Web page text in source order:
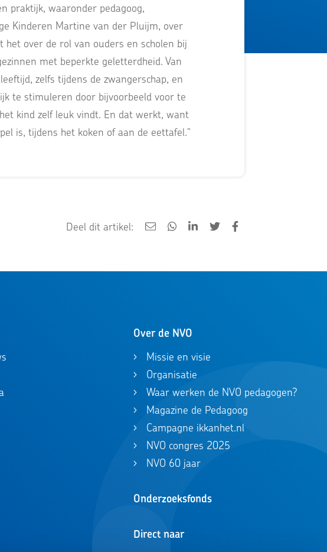
praktijk, waaronder pedagoog,
Kinderen Martine van der Pluijm, over
over de rol van ouders en scholen bij
met beperkte geletterdheid. Van
zelfs tijdens de zwangerschap, en
te stimuleren door bijvoorbeeld voor te
kind zelf leuk vindt. En dat werkt, want
is, tijdens het koken of aan de eettafel.”
Deel dit artikel:
Over de NVO
Missie en visie
Organisatie
Waar werken de NVO pedagogen?
Magazine de Pedagoog
Campagne ikkanhet.nl
NVO congres 2025
NVO 60 jaar
Onderzoeksfonds
Direct naar